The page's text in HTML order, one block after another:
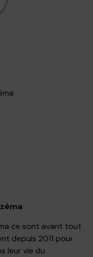
ce sont avant tout
depuis 2011 pour
leur vie du